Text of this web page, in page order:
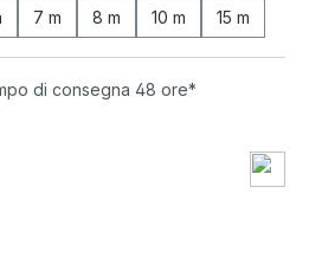
7 m 8 m 10 m 15 m
di consegna 48 ore*